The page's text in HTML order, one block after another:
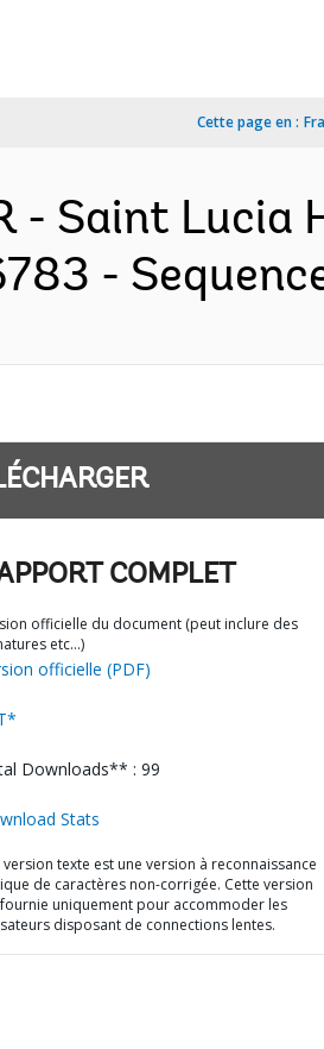
Cette page en :
- Saint Lucia
-
COMPLET
officielle du document (peut inclure des
etc…)
officielle (PDF)
Downloads** : 99
Stats
texte est une version à reconnaissance
de caractères non-corrigée. Cette version
uniquement pour accommoder les
disposant de connections lentes.